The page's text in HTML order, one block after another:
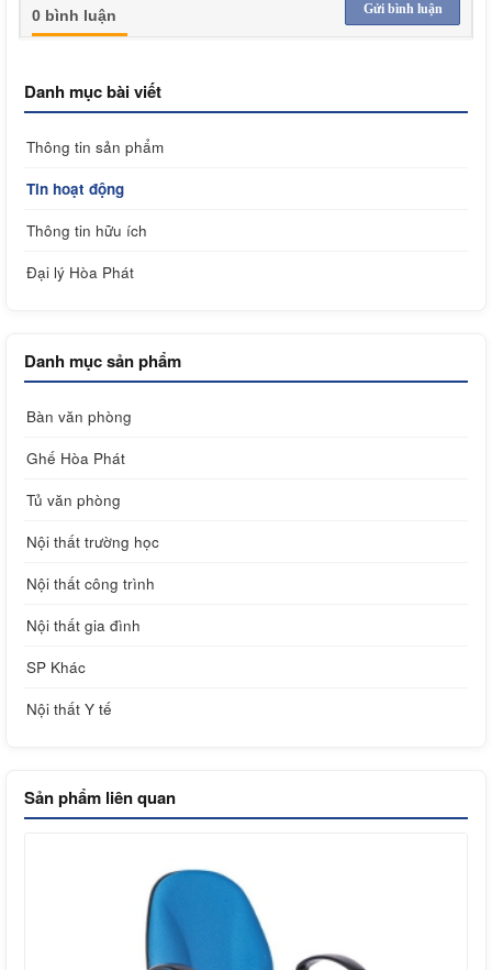
Gửi bình luận
0 bình luận
Danh mục bài viết
Thông tin sản phẩm
Tin hoạt động
Thông tin hữu ích
Đại lý Hòa Phát
Danh mục sản phẩm
Bàn văn phòng
Ghế Hòa Phát
Tủ văn phòng
Nội thất trường học
Nội thất công trình
Nội thất gia đình
SP Khác
Nội thất Y tế
Sản phẩm liên quan